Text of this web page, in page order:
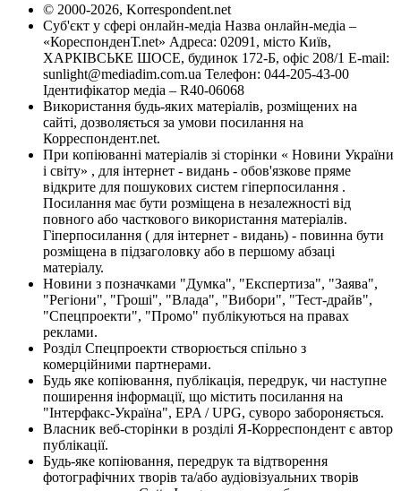
© 2000-2026, Korrespondent.net
Суб'єкт у сфері онлайн-медіа Назва онлайн-медіа –
«КореспонденТ.net» Адреса: 02091, місто Київ,
ХАРКІВСЬКЕ ШОСЕ, будинок 172-Б, офіс 208/1 E-mail:
sunlight@mediadim.com.ua Телефон: 044-205-43-00
Ідентифікатор медіа – R40-06068
Використання будь-яких матеріалів, розміщених на
сайті, дозволяється за умови посилання на
Корреспондент.net.
При копіюванні матеріалів зі сторінки « Новини України
і світу» , для інтернет - видань - обов'язкове пряме
відкрите для пошукових систем гіперпосилання .
Посилання має бути розміщена в незалежності від
повного або часткового використання матеріалів.
Гіперпосилання ( для інтернет - видань) - повинна бути
розміщена в підзаголовку або в першому абзаці
матеріалу.
Новини з позначками "Думка", "Експертиза", "Заява",
"Регіони", "Гроші", "Влада", "Вибори", "Тест-драйв",
"Спецпроекти", "Промо" публікуються на правах
реклами.
Розділ Спецпроекти створюється спільно з
комерційними партнерами.
Будь яке копіювання, публікація, передрук, чи наступне
поширення інформації, що містить посилання на
"Інтерфакс-Україна", EPA / UPG, суворо забороняється.
Власник веб-сторінки в розділі Я-Корреспондент є автор
публікації.
Будь-яке копіювання, передрук та відтворення
фотографічних творів та/або аудіовізуальних творів